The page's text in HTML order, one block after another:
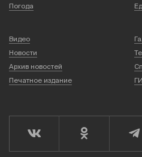
Погода
Видео
Новости
Архив новостей
Печатное издание